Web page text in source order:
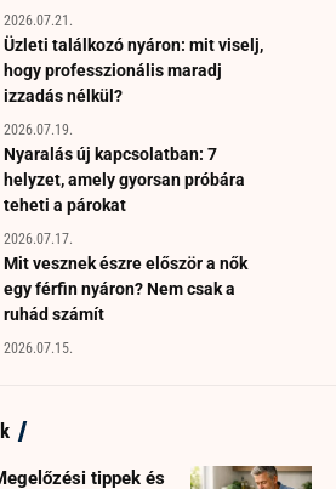
2026.07.21.
Üzleti találkozó nyáron: mit viselj,
hogy professzionális maradj
izzadás nélkül?
2026.07.19.
Nyaralás új kapcsolatban: 7
helyzet, amely gyorsan próbára
teheti a párokat
2026.07.17.
Mit vesznek észre először a nők
egy férfin nyáron? Nem csak a
ruhád számít
2026.07.15.
tippek és